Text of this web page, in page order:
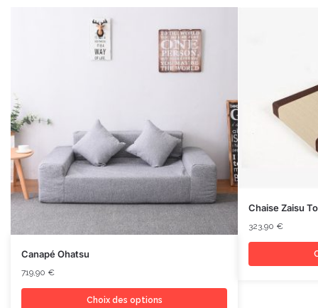
Canapé Ohatsu
719,90 €
Choix des options
Chaise Zaisu
323,90 €